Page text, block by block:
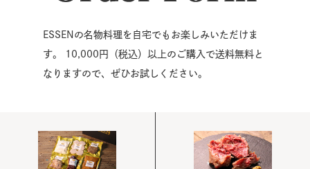
ESSENの名物料理を自宅でもお楽しみいただけま
す。 10,000円（税込）以上のご購入で送料無料と
なりますので、ぜひお試しください。